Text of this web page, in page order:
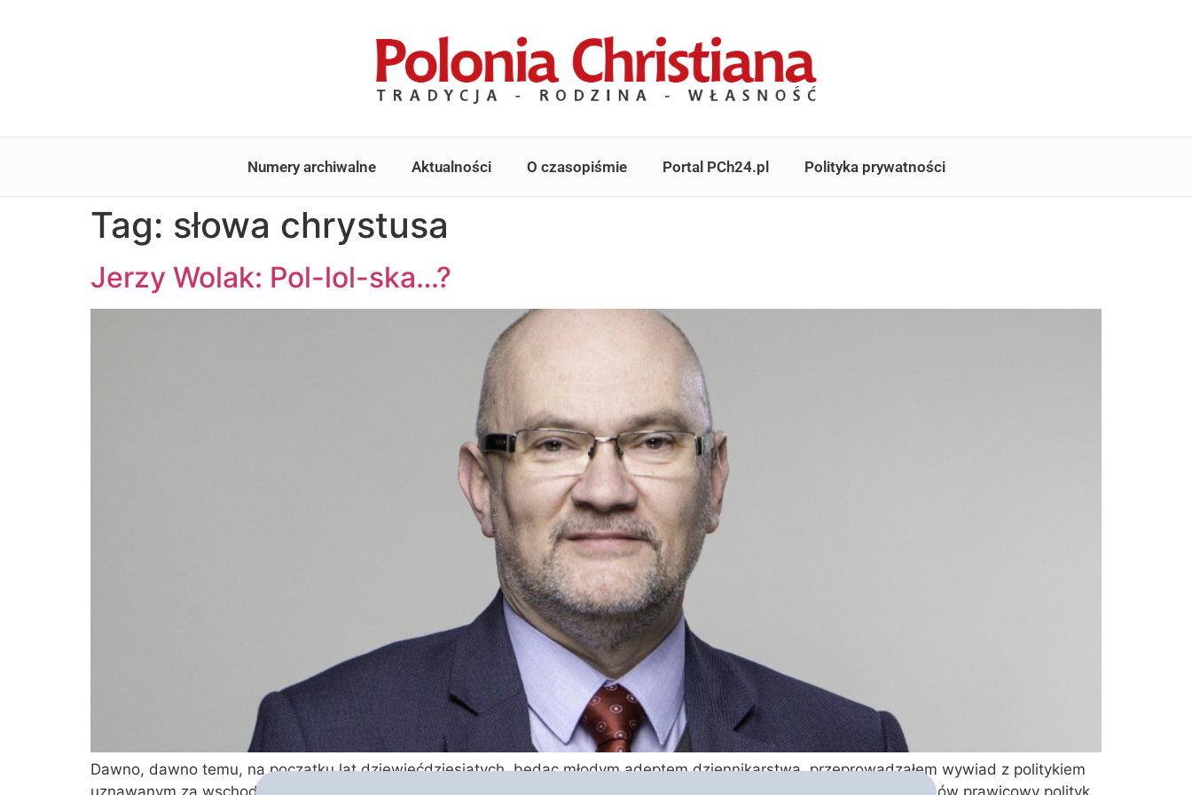
Numery archiwalne Aktualności O czasopiśmie Portal PCh24.pl Polityka prywatności
Tag: słowa chrystusa
Jerzy Wolak: Pol-lol-ska…?
Dawno, dawno temu, na początku lat dziewięćdziesiątych, będąc młodym adeptem dziennikarstwa, przeprowadzałem wywiad z politykiem